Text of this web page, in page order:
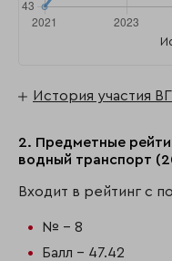
История участия
2. Предметные
водный транспорт
Входит в рейтинг с
№ - 8
Балл - 47.42